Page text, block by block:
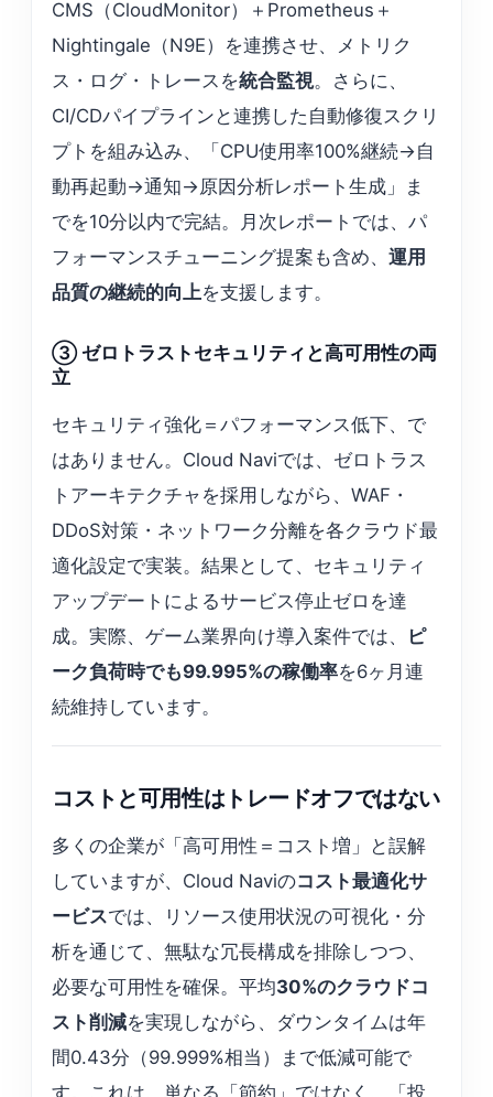
CMS（CloudMonitor）＋Prometheus＋
Nightingale（N9E）を連携させ、メトリク
ス・ログ・トレースを統合監視。さらに、
CI/CDパイプラインと連携した自動修復スクリ
プトを組み込み、「CPU使用率100%継続→自
動再起動→通知→原因分析レポート生成」ま
でを10分以内で完結。月次レポートでは、パ
フォーマンスチューニング提案も含め、運用
品質の継続的向上を支援します。
③ ゼロトラストセキュリティと高可用性の両
立
セキュリティ強化＝パフォーマンス低下、で
はありません。Cloud Naviでは、ゼロトラス
トアーキテクチャを採用しながら、WAF・
DDoS対策・ネットワーク分離を各クラウド最
適化設定で実装。結果として、セキュリティ
アップデートによるサービス停止ゼロを達
成。実際、ゲーム業界向け導入案件では、
ピ
ーク負荷時でも99.995%の稼働率を6ヶ月連
続維持しています。
コストと可用性はトレードオフではない
多くの企業が「高可用性＝コスト増」と誤解
していますが、Cloud Naviのコスト最適化サ
ービスでは、リソース使用状況の可視化・分
析を通じて、無駄な冗長構成を排除しつつ、
必要な可用性を確保。平均30%のクラウドコ
スト削減を実現しながら、ダウンタイムは年
間0.43分（99.999%相当）まで低減可能で
す。これは、単なる「節約」ではなく、「投